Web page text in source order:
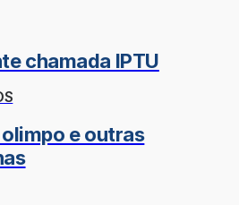
chamada IPTU
e outras